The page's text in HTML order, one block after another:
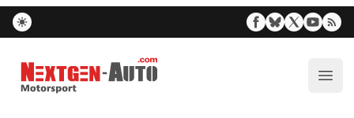
Nextgen-Auto.com